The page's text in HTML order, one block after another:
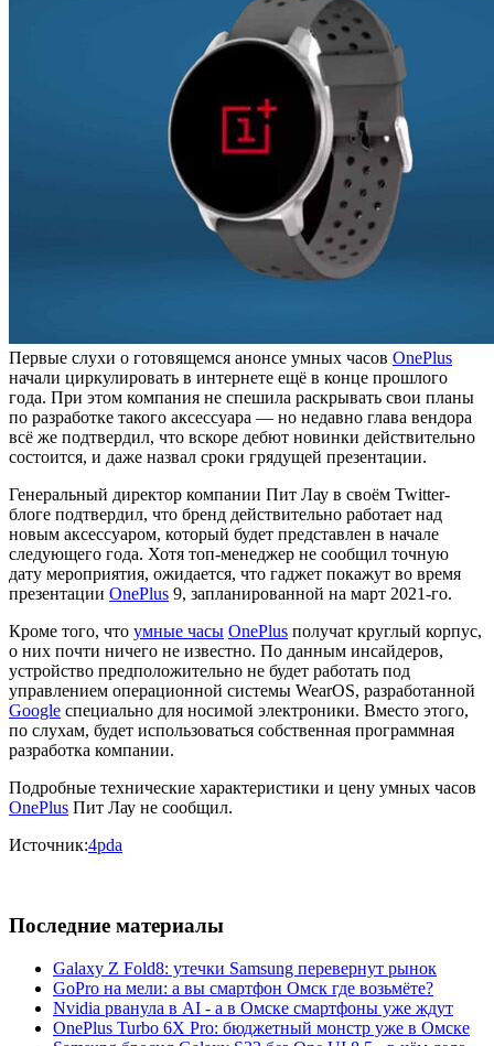
Первые слухи о готовящемся анонсе умных часов OnePlus
начали циркулировать в интернете ещё в конце прошлого
года. При этом компания не спешила раскрывать свои планы
по разработке такого аксессуара — но недавно глава вендора
всё же подтвердил, что вскоре дебют новинки действительно
состоится, и даже назвал сроки грядущей презентации.
Генеральный директор компании Пит Лау в своём Twitter-
блоге подтвердил, что бренд действительно работает над
новым аксессуаром, который будет представлен в начале
следующего года. Хотя топ-менеджер не сообщил точную
дату мероприятия, ожидается, что гаджет покажут во время
презентации OnePlus 9, запланированной на март 2021-го.
Кроме того, что умные часы OnePlus получат круглый корпус,
о них почти ничего не известно. По данным инсайдеров,
устройство предположительно не будет работать под
управлением операционной системы WearOS, разработанной
Google специально для носимой электроники. Вместо этого,
по слухам, будет использоваться собственная программная
разработка компании.
Подробные технические характеристики и цену умных часов
OnePlus Пит Лау не сообщил.
Источник:4pda
Последние материалы
Galaxy Z Fold8: утечки Samsung перевернут рынок
GoPro на мели: а вы смартфон Омск где возьмёте?
Nvidia рванула в AI - а в Омске смартфоны уже ждут
OnePlus Turbo 6X Pro: бюджетный монстр уже в Омске